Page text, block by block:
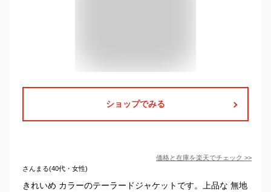
ショップでみる
価格と在庫を楽天でチェック >>
さんまる(40代・女性)
きれいめ カラーのテーラードジャケットです。上品な 無地